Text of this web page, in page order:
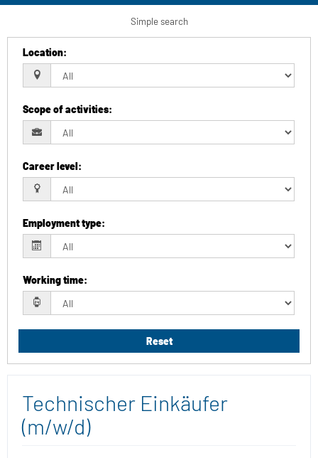
Simple search
Location:
Scope of activities:
Career level:
Employment type:
Working time:
Reset
Technischer Einkäufer
(m/w/d)